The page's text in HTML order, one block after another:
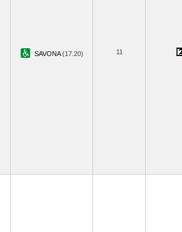
SAVONA(17.20) 11